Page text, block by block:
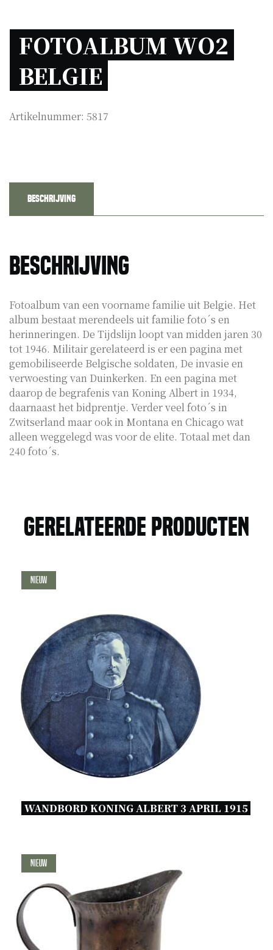
FOTOALBUM WO2
BELGIE
Artikelnummer: 5817
Beschrijving
Beschrijving
Fotoalbum van een voorname familie uit Belgie. Het
album bestaat merendeels uit familie foto´s en
herinneringen. De Tijdslijn loopt van midden jaren 30
tot 1946. Militair gerelateerd is er een pagina met
gemobiliseerde Belgische soldaten, De invasie en
verwoesting van Duinkerken. En een pagina met
daarop de begrafenis van Koning Albert in 1934,
daarnaast het bidprentje. Verder veel foto´s in
Zwitserland maar ook in Montana en Chicago wat
alleen weggelegd was voor de elite. Totaal met dan
240 foto´s.
Gerelateerde producten
Nieuw
WANDBORD KONING ALBERT 3 APRIL 1915
Nieuw